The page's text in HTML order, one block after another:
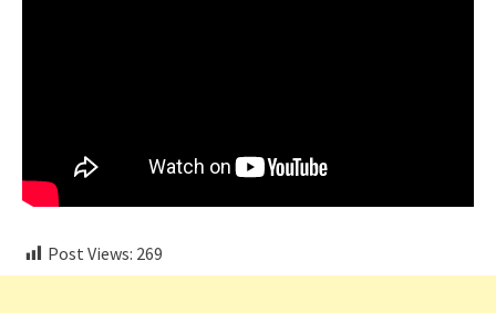
Post Views: 269